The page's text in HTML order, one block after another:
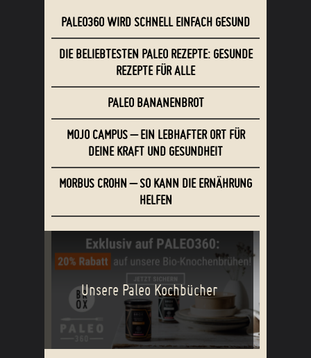
PALEO360 WIRD SCHNELL EINFACH GESUND
DIE BELIEBTESTEN PALEO REZEPTE: GESUNDE
REZEPTE FÜR ALLE
PALEO BANANENBROT
MOJO CAMPUS – EIN LEBHAFTER ORT FÜR
DEINE KRAFT UND GESUNDHEIT
MORBUS CROHN – SO KANN DIE ERNÄHRUNG
HELFEN
Unsere Paleo Kochbücher